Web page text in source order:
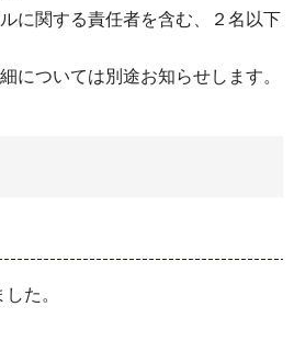
に関する責任者を含む、２名以下
については別途お知らせします。
た。